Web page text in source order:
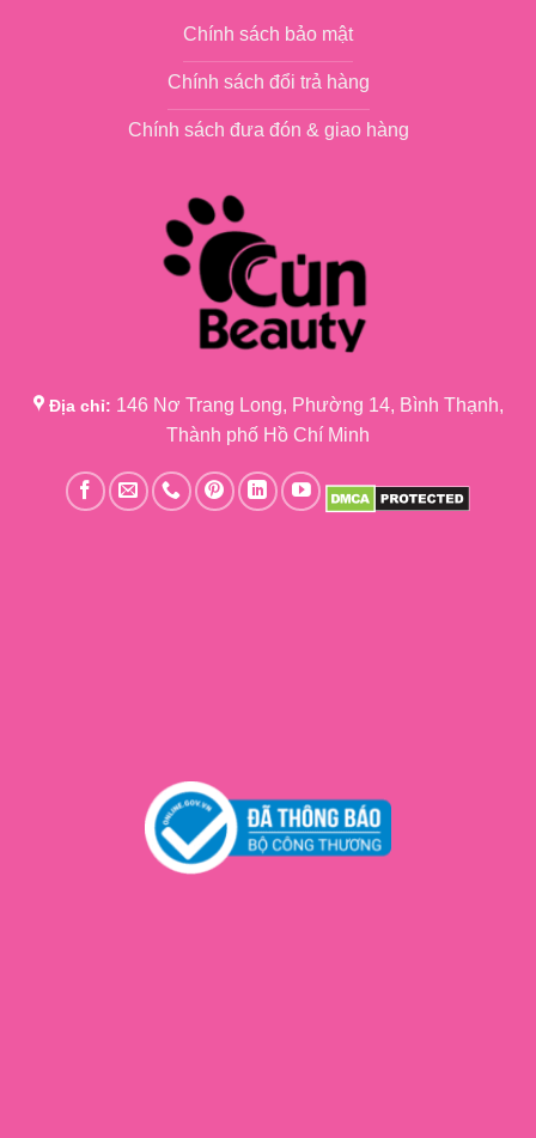
Chính sách bảo mật
Chính sách đổi trả hàng
Chính sách đưa đón & giao hàng
Địa chỉ: 146 Nơ Trang Long, Phường 14, Bình Thạnh,
Thành phố Hồ Chí Minh